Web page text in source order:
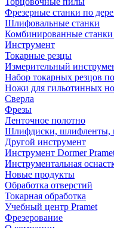
Фрезерные станки по
Шлифовальные станки
Комбинированные станки
Инструмент
Токарные резцы
Измерительный
Набор токарных резцов
Ножи для гильотинных
Сверла
Фрезы
Ленточное полотно
Шлифдиски, шлифленты,
Другой инструмент
Инструмент Dormer
Инструментальная
Новые продукты
Обработка отверстий
Токарная обработка
Учебный центр Pramet
Фрезерование